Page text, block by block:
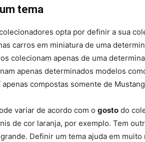
tema
opta por definir a sua
carros em miniatura de uma
colecionam apenas de uma
apenas determinados modelos
apenas compostas somente de
variar de acordo com o gosto do
de cor laranja, por exemplo. Tem
Definir um tema ajuda em muito